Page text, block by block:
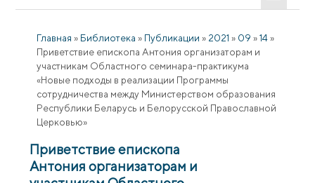
Главная » Библиотека » Публикации » 2021 » 09 » 14 »
Приветствие епископа Антония организаторам и
участникам Областного семинара-практикума
«Новые подходы в реализации Программы
сотрудничества между Министерством образования
Республики Беларусь и Белорусской Православной
Церковью»
Приветствие епископа
Антония организаторам и